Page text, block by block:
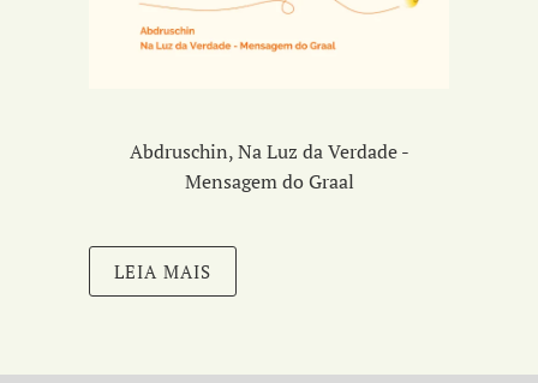
Abdruschin, Na Luz da Verdade -
Mensagem do Graal
LEIA MAIS